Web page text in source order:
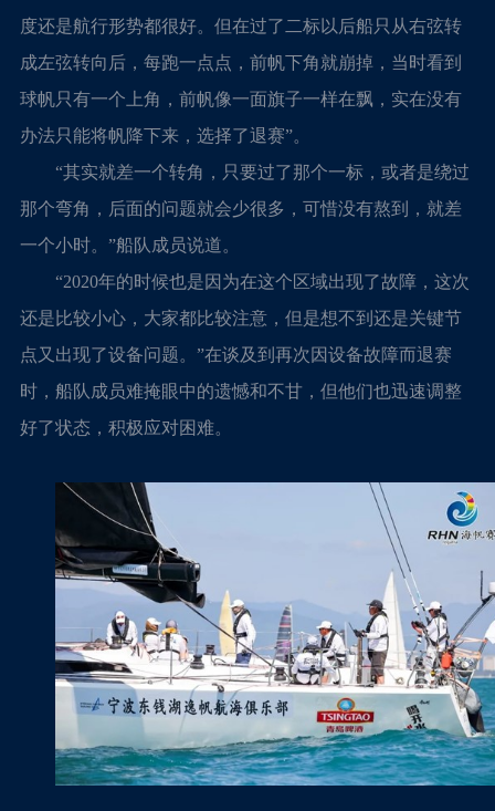
度还是航行形势都很好。但在过了二标以后船只从右弦转
成左弦转向后，每跑一点点，前帆下角就崩掉，当时看到
球帆只有一个上角，前帆像一面旗子一样在飘，实在没有
办法只能将帆降下来，选择了退赛”。
“其实就差一个转角，只要过了那个一标，或者是绕过
那个弯角，后面的问题就会少很多，可惜没有熬到，就差
一个小时。”船队成员说道。
“2020年的时候也是因为在这个区域出现了故障，这次
还是比较小心，大家都比较注意，但是想不到还是关键节
点又出现了设备问题。”在谈及到再次因设备故障而退赛
时，船队成员难掩眼中的遗憾和不甘，但他们也迅速调整
好了状态，积极应对困难。